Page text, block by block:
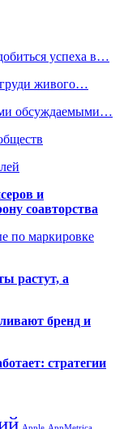
успеха в…
груди живого…
обсуждаемыми…
и
соавторства
по маркировке
растут, а
бренд и
стратегии